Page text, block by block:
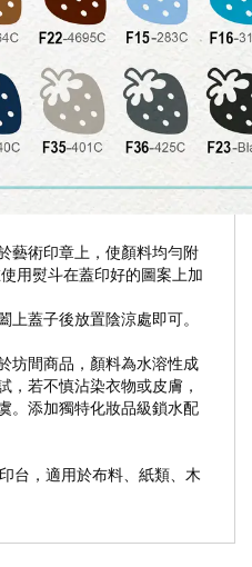
藝術印章上，使顏料均勻附
用熨斗在蓋印好的圖案上加
上蓋子後放置陰涼處即可。
坊間商品，顏料為水溶性成
，若不慎沾染衣物或皮膚，
。添加獨特化妝品級鎖水配
台，適用於布料、紙類、木